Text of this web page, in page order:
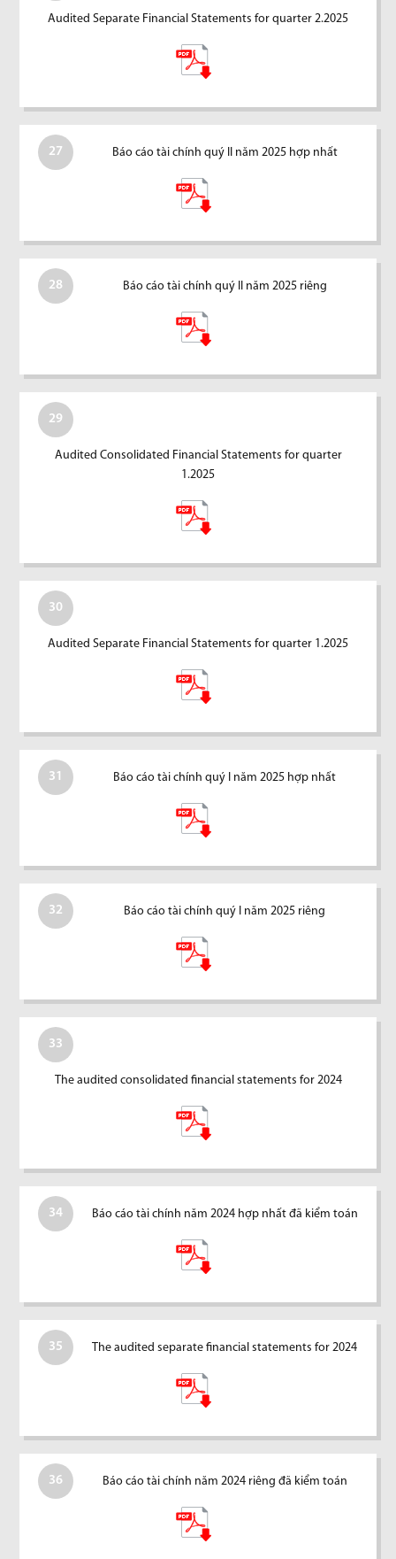
Audited Separate Financial Statements for quarter 2.2025
27 Báo cáo tài chính quý II năm 2025 hợp nhất
28 Báo cáo tài chính quý II năm 2025 riêng
29
Audited Consolidated Financial Statements for quarter
1.2025
30
Audited Separate Financial Statements for quarter 1.2025
31 Báo cáo tài chính quý I năm 2025 hợp nhất
32 Báo cáo tài chính quý I năm 2025 riêng
33
The audited consolidated financial statements for 2024
34 Báo cáo tài chính năm 2024 hợp nhất đã kiểm toán
35 The audited separate financial statements for 2024
36 Báo cáo tài chính năm 2024 riêng đã kiểm toán